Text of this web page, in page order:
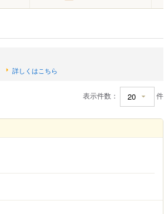
詳しくはこちら
表示件数： 件